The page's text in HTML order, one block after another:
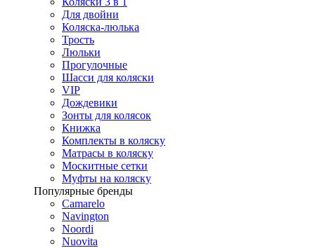
Для двойни
Коляска-люлька
Трость
Люльки
Прогулочные
Шасси для коляски
VIP
Дождевики
Зонты для колясок
Книжка
Комплекты в коляску
Матрасы в коляску
Москитные сетки
Муфты на коляску
Популярные бренды
Camarelo
Navington
Noordi
Nuovita